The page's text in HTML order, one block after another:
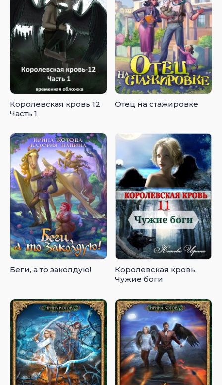
Королевская кровь 12.
Часть 1
Отец на стажировке
Беги, а то заколдую!
Королевская кровь.
Чужие боги